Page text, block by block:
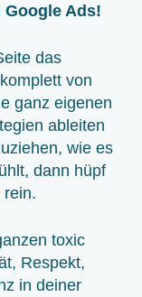
Ads!
das
von
ganz eigenen
ableiten
wie es
dann hüpf
rein.
toxic
Respekt,
in deiner